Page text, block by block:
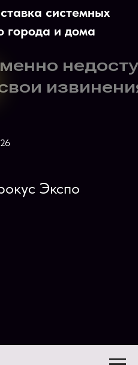
системных
города и дома
Экспо